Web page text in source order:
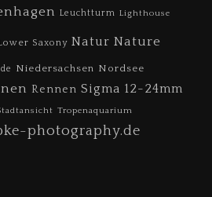
Leuchtturm Lighthouse
Saxony Natur Nature
Niedersachsen Nordsee
Rennen Sigma 12-24mm
Tropenaquarium
photography.de